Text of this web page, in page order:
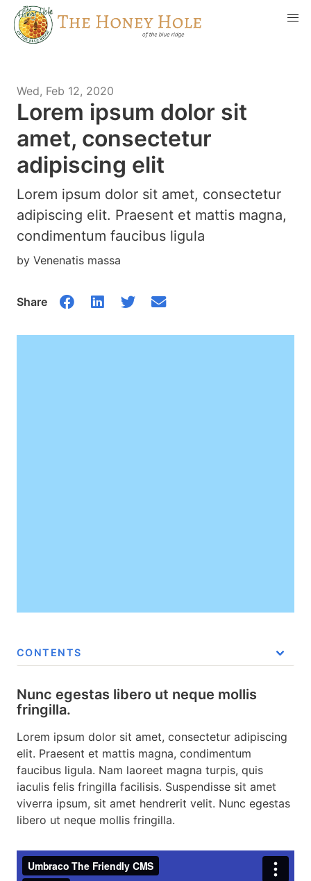
Wed, Feb 12, 2020
Lorem ipsum dolor sit
amet, consectetur
adipiscing elit
Lorem ipsum dolor sit amet, consectetur
adipiscing elit. Praesent et mattis magna,
condimentum faucibus ligula
by Venenatis massa
Share
CONTENTS
Nunc egestas libero ut neque mollis fringilla
Nunc egestas libero ut neque mollis
fringilla.
Lorem ipsum dolor sit amet, consectetur adipiscing
elit. Praesent et mattis magna, condimentum
faucibus ligula. Nam laoreet magna turpis, quis
iaculis felis fringilla facilisis. Suspendisse sit amet
viverra ipsum, sit amet hendrerit velit. Nunc egestas
libero ut neque mollis fringilla.